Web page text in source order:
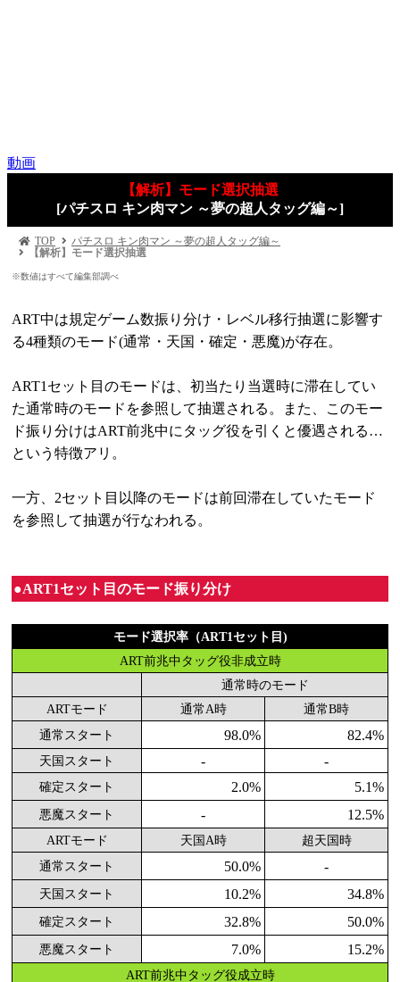
動画
【解析】モード選択抽選
[パチスロ キン肉マン ～夢の超人タッグ編～]
TOP
パチスロ キン肉マン ～夢の超人タッグ編～
【解析】モード選択抽選
※数値はすべて編集部調べ
ART中は規定ゲーム数振り分け・レベル移行抽選に影響す
る4種類のモード(通常・天国・確定・悪魔)が存在。
ART1セット目のモードは、初当たり当選時に滞在してい
た通常時のモードを参照して抽選される。また、このモー
ド振り分けはART前兆中にタッグ役を引くと優遇される…
という特徴アリ。
一方、2セット目以降のモードは前回滞在していたモード
を参照して抽選が行なわれる。
●ART1セット目のモード振り分け
モード選択率（ART1セット目)
ART前兆中タッグ役非成立時
通常時のモード
ARTモード
通常A時
通常B時
通常スタート
98.0% 82.4%
天国スタート - -
確定スタート 2.0% 5.1%
悪魔スタート - 12.5%
ARTモード 天国A時
超天国時
通常スタート
50.0% -
天国スタート 10.2% 34.8%
確定スタート 32.8% 50.0%
悪魔スタート 7.0% 15.2%
ART前兆中タッグ役成立時